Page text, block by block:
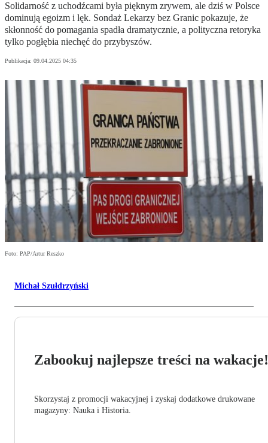
Solidarność z uchodźcami była pięknym zrywem, ale dziś w Polsce
dominują egoizm i lęk. Sondaż Lekarzy bez Granic pokazuje, że
skłonność do pomagania spadła dramatycznie, a polityczna retoryka
tylko pogłębia niechęć do przybyszów.
Publikacja: 09.04.2025 04:35
Foto: PAP/Artur Reszko
Michał Szułdrzyński
Zabookuj najlepsze treści na wakacje!
Skorzystaj z promocji wakacyjnej i zyskaj dodatkowe drukowane
magazyny: Nauka i Historia.